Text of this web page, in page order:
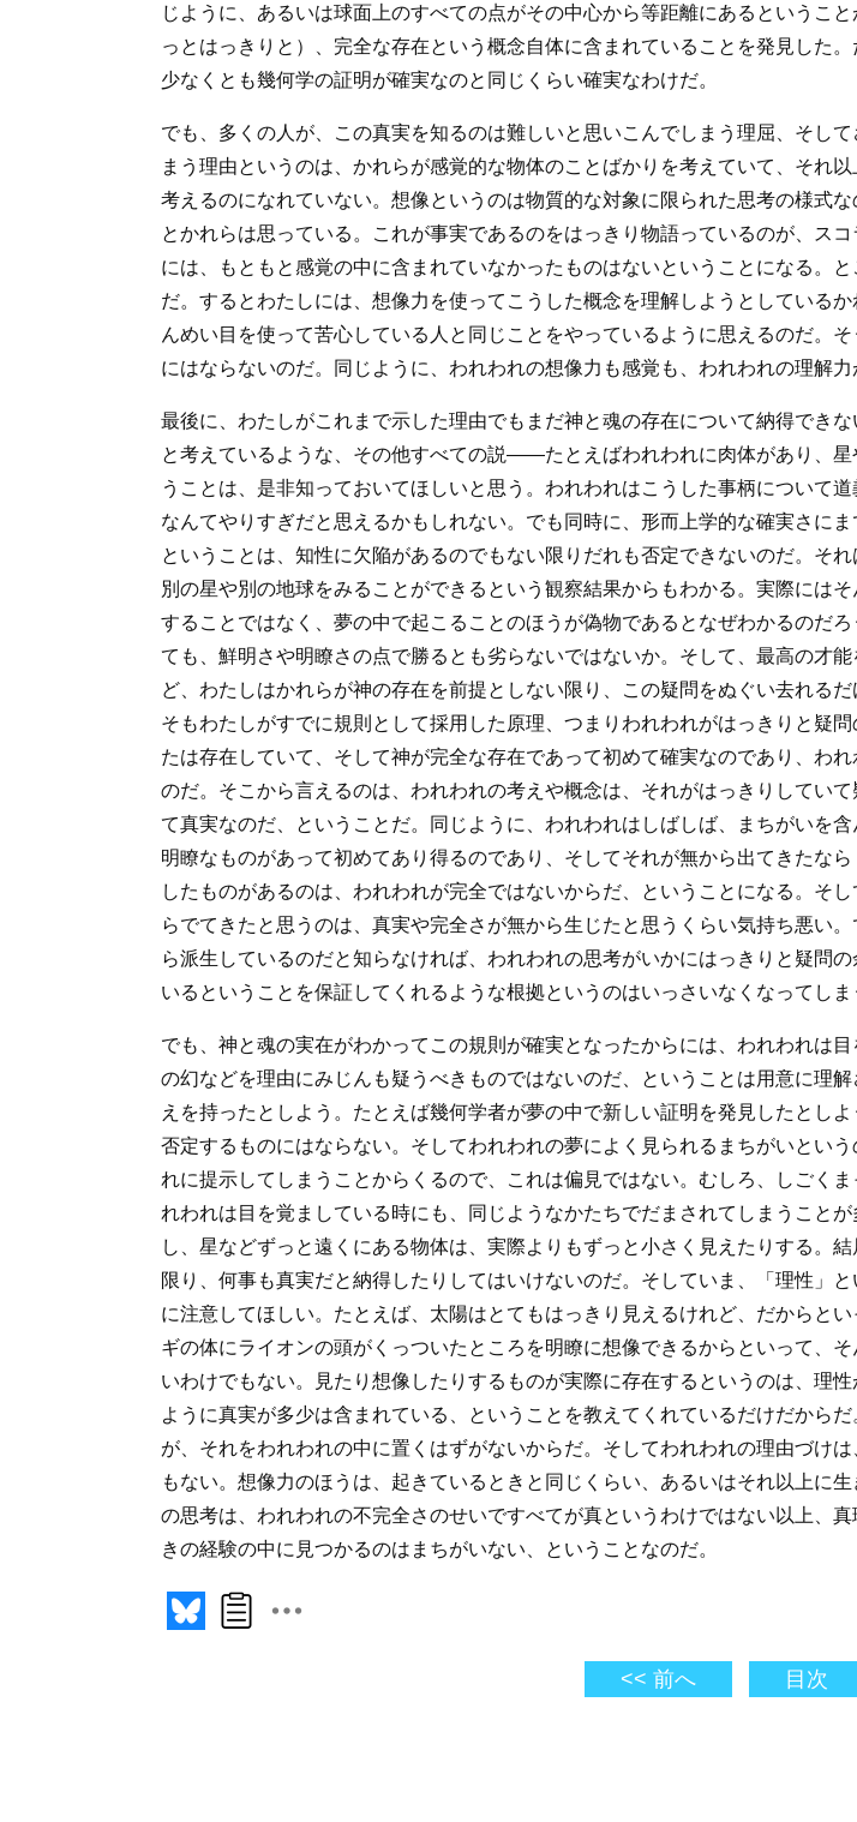
じように、あるいは球面上のすべての点がその中心から等距離にあるというこ
っとはっきりと）、完全な存在という概念自体に含まれていることを発見した
少なくとも幾何学の証明が確実なのと同じくらい確実なわけだ。
でも、多くの人が、この真実を知るのは難しいと思いこんでしまう理屈、そし
まう理由というのは、かれらが感覚的な物体のことばかりを考えていて、それ
考えるのになれていない。想像というのは物質的な対象に限られた思考の様式
とかれらは思っている。これが事実であるのをはっきり物語っているのが、ス
には、もともと感覚の中に含まれていなかったものはないということになる。
だ。するとわたしには、想像力を使ってこうした概念を理解しようとしている
んめい目を使って苦心している人と同じことをやっているように思えるのだ。
にはならないのだ。同じように、われわれの想像力も感覚も、われわれの理解
最後に、わたしがこれまで示した理由でもまだ神と魂の存在について納得でき
と考えているような、その他すべての説――たとえばわれわれに肉体があり、
うことは、是非知っておいてほしいと思う。われわれはこうした事柄について
なんてやりすぎだと思えるかもしれない。でも同時に、形而上学的な確実さに
ということは、知性に欠陥があるのでもない限りだれも否定できないのだ。そ
別の星や別の地球をみることができるという観察結果からもわかる。実際には
することではなく、夢の中で起こることのほうが偽物であるとなぜわかるのだ
ても、鮮明さや明瞭さの点で勝るとも劣らないではないか。そして、最高の才
ど、わたしはかれらが神の存在を前提としない限り、この疑問をぬぐい去れる
そもわたしがすでに規則として採用した原理、つまりわれわれがはっきりと疑
たは存在していて、そして神が完全な存在であって初めて確実なのであり、わ
のだ。そこから言えるのは、われわれの考えや概念は、それがはっきりしてい
て真実なのだ、ということだ。同じように、われわれはしばしば、まちがいを
明瞭なものがあって初めてあり得るのであり、そしてそれが無から出てきたな
したものがあるのは、われわれが完全ではないからだ、ということになる。そ
らでてきたと思うのは、真実や完全さが無から生じたと思うくらい気持ち悪い
ら派生しているのだと知らなければ、われわれの思考がいかにはっきりと疑問
いるということを保証してくれるような根拠というのはいっさいなくなってしま
でも、神と魂の実在がわかってこの規則が確実となったからには、われわれは
の幻などを理由にみじんも疑うべきものではないのだ、ということは用意に理
えを持ったとしよう。たとえば幾何学者が夢の中で新しい証明を発見したとし
否定するものにはならない。そしてわれわれの夢によく見られるまちがいとい
れに提示してしまうことからくるので、これは偏見ではない。むしろ、しごく
れわれは目を覚ましている時にも、同じようなかたちでだまされてしまうこと
し、星などずっと遠くにある物体は、実際よりもずっと小さく見えたりする。
限り、何事も真実だと納得したりしてはいけないのだ。そしていま、「理性」
に注意してほしい。たとえば、太陽はとてもはっきり見えるけれど、だからと
ギの体にライオンの頭がくっついたところを明瞭に想像できるからといって、
いわけでもない。見たり想像したりするものが実際に存在するというのは、理
ように真実が多少は含まれている、ということを教えてくれているだけだから
が、それをわれわれの中に置くはずがないからだ。そしてわれわれの理由づけ
もない。想像力のほうは、起きているときと同じくらい、あるいはそれ以上に
の思考は、われわれの不完全さのせいですべてが真というわけではない以上、
きの経験の中に見つかるのはまちがいない、ということなのだ。
<< 前へ 目次